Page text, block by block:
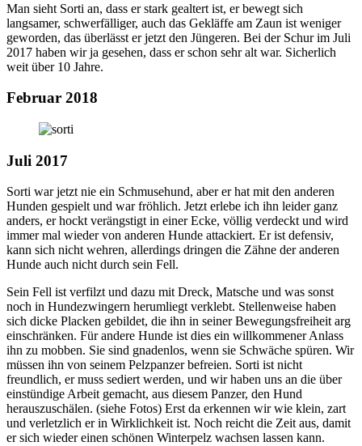
Man sieht Sorti an, dass er stark gealtert ist, er bewegt sich
langsamer, schwerfälliger, auch das Gekläffe am Zaun ist weniger
geworden, das überlässt er jetzt den Jüngeren. Bei der Schur im Juli
2017 haben wir ja gesehen, dass er schon sehr alt war. Sicherlich
weit über 10 Jahre.
Februar 2018
Juli 2017
Sorti war jetzt nie ein Schmusehund, aber er hat mit den anderen
Hunden gespielt und war fröhlich. Jetzt erlebe ich ihn leider ganz
anders, er hockt verängstigt in einer Ecke, völlig verdeckt und wird
immer mal wieder von anderen Hunde attackiert. Er ist defensiv,
kann sich nicht wehren, allerdings dringen die Zähne der anderen
Hunde auch nicht durch sein Fell.
Sein Fell ist verfilzt und dazu mit Dreck, Matsche und was sonst
noch in Hundezwingern herumliegt verklebt. Stellenweise haben
sich dicke Placken gebildet, die ihn in seiner Bewegungsfreiheit arg
einschränken. Für andere Hunde ist dies ein willkommener Anlass
ihn zu mobben. Sie sind gnadenlos, wenn sie Schwäche spüren. Wir
müssen ihn von seinem Pelzpanzer befreien. Sorti ist nicht
freundlich, er muss sediert werden, und wir haben uns an die über
einstündige Arbeit gemacht, aus diesem Panzer, den Hund
herauszuschälen. (siehe Fotos) Erst da erkennen wir wie klein, zart
und verletzlich er in Wirklichkeit ist. Noch reicht die Zeit aus, damit
er sich wieder einen schönen Winterpelz wachsen lassen kann.